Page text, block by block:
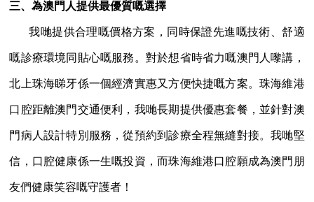
三、為澳門人提供最優質嘅選擇
我哋提供合理嘅價格方案，同時保證先進嘅技術、舒適
嘅診療環境同貼心嘅服務。對於想省時省力嘅澳門人嚟講，
北上珠海睇牙係一個經濟實惠又方便快捷嘅方案。珠海維港
口腔距離澳門交通便利，我哋長期提供優惠套餐，並針對澳
門病人設計特別服務，從預約到診療全程無縫對接。我哋堅
信，口腔健康係一生嘅投資，而珠海維港口腔願成為澳門朋
友們健康笑容嘅守護者！